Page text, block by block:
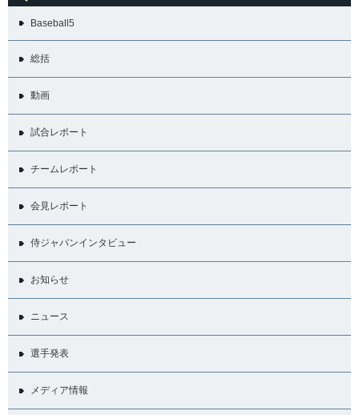
Baseball5
総括
動画
試合レポート
チームレポート
会見レポート
侍ジャパンインタビュー
お知らせ
ニュース
選手発表
メディア情報